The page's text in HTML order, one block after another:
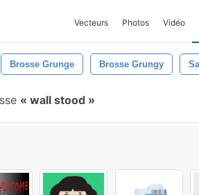
Vecteurs Photos Vidéo
Brosse Grunge Brosse Grungy
wall stood